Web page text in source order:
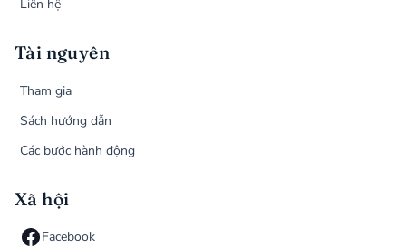
Liên hệ
Tài nguyên
Tham gia
Sách hướng dẫn
Các bước hành động
Xã hội
Facebook